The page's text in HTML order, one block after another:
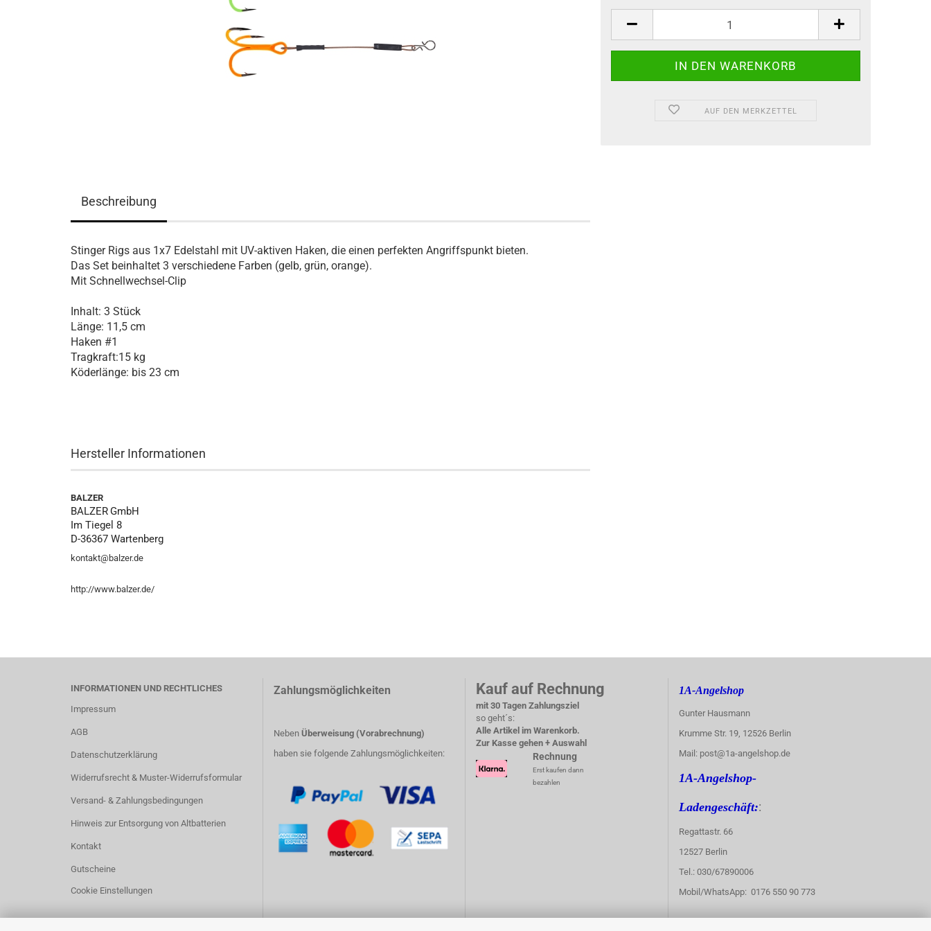
AUF DEN MERKZETTEL
Beschreibung
Stinger Rigs aus 1x7 Edelstahl mit UV-aktiven Haken, die einen perfekten Angriffspunkt bieten.
Das Set beinhaltet 3 verschiedene Farben (gelb, grün, orange).
Mit Schnellwechsel-Clip
Inhalt: 3 Stück
Länge: 11,5 cm
Haken #1
Tragkraft:15 kg
Köderlänge: bis 23 cm
Hersteller Informationen
BALZER
BALZERGmbH
Im Tiegel 8
D-36367 Wartenberg
kontakt@balzer.de
http://www.balzer.de/
INFORMATIONEN UND RECHTLICHES
Impressum
AGB
Datenschutzerklärung
Widerrufsrecht & Muster-Widerrufsformular
Versand- & Zahlungsbedingungen
Hinweis zur Entsorgung von Altbatterien
Kontakt
Gutscheine
Cookie Einstellungen
Zahlungsmöglichkeiten
NebenÜberweisung (Vorabrechnung)
haben sie folgende Zahlungsmöglichkeiten:
Kauf auf Rechnung
mit 30 Tagen Zahlungsziel
so geht´s:
Alle Artikel im Warenkorb.
Zur Kasse gehen + Auswahl
Rechnung
Erst kaufen dann
bezahlen
1A-Angelshop
Gunter Hausmann
Krumme Str. 19, 12526 Berlin
Mail: post@1a-angelshop.de
1A-Angelshop-
Ladengeschäft::
Regattastr. 66
12527 Berlin
Tel.: 030/67890006
Mobil/WhatsApp: 0176 550 90 773